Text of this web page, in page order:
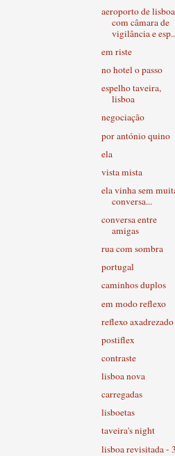
aeroporto de lisboa
com câmara de
vigilância e
em riste
no hotel o passo
espelho taveira,
lisboa
negociação
por antónio quino
ela
vista mista
ela vinha sem
conversa...
conversa entre
amigas
rua com sombra
portugal
caminhos duplos
em modo reflexo
reflexo axadrezado
postiflex
contraste
lisboa nova
carregadas
lisboetas
taveira's night
lisboa revisitada - 3